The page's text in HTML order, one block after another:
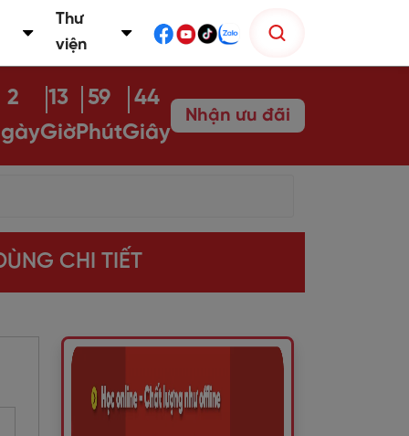
Thư
viện
2
13
Giờ
59
Phút
43
Giây
Nhận ưu đãi
CHI TIẾT